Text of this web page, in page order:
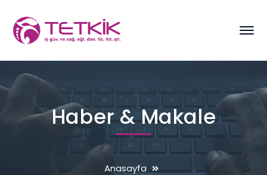
Haber & Makale
Anasayfa